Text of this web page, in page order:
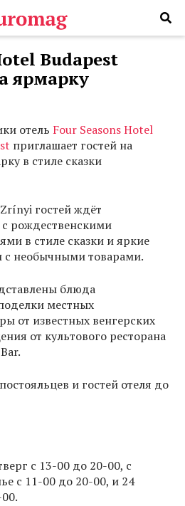
Budapest
ярмарку
отель Four Seasons Hotel
приглашает гостей на
в стиле сказки
гостей ждёт
рождественскими
в стиле сказки и яркие
необычными товарами.
блюда
местных
от известных венгерских
от культового ресторана
и гостей отеля до
с 13-00 до 20-00, с
с 11-00 до 20-00, и 24